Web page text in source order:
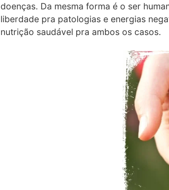
doenças. Da mesma forma é o ser
liberdade pra patologias e energias
nutrição saudável pra ambos os casos.